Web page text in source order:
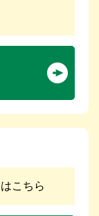
こちら